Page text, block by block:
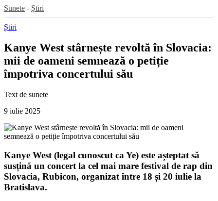
Sunete - Știri
Știri
Kanye West stârnește revoltă în Slovacia:
mii de oameni semnează o petiție
împotriva concertului său
Text de sunete
9 iulie 2025
Kanye West (legal cunoscut ca Ye) este așteptat să
susțină un concert la cel mai mare festival de rap din
Slovacia, Rubicon, organizat între 18 și 20 iulie la
Bratislava.